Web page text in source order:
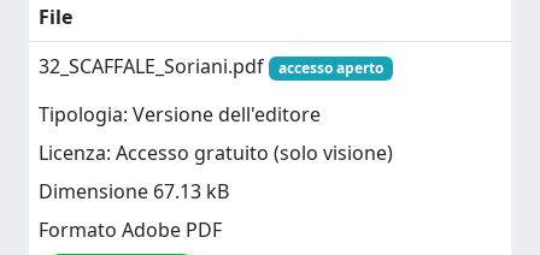
File
32_SCAFFALE_Soriani.pdf
accesso aperto
Tipologia: Versione dell'editore
Licenza: Accesso gratuito (solo visione)
Dimensione 67.13 kB
Formato Adobe PDF